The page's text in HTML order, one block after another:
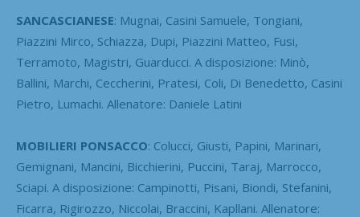
SANCASCIANESE: Mugnai, Casini Samuele, Tongiani,
Piazzini Mirco, Schiazza, Dupi, Piazzini Matteo, Fusi,
Terramoto, Magistri, Guarducci. A disposizione: Minò,
Ballini, Marchi, Ceccherini, Pratesi, Coli, Di Benedetto, Casini
Pietro, Lumachi. Allenatore: Daniele Latini
MOBILIERI PONSACCO: Colucci, Giusti, Papini, Marinari,
Gemignani, Mancini, Bicchierini, Puccini, Taraj, Marrocco,
Sciapi. A disposizione: Campinotti, Pisani, Biondi, Stefanini,
Ficarra, Rigirozzo, Niccolai, Braccini, Kapllani. Allenatore: